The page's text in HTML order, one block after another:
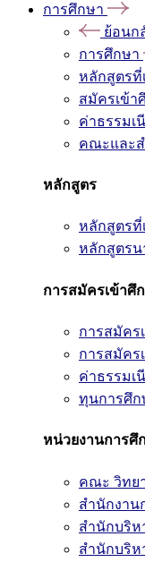
การศึกษา
ย้อนก
การศึกษา
หลักสูตรที่
สมัครเข้า
ค่าธรรมเ
คณะและ
หลักสูตร
หลักสูตรที่
หลักสูตรน
การสมัครเข้าศึ
การสมัค
การสมัค
ค่าธรรมเ
ทุนการศึก
หน่วยงานการศึ
คณะ วิทย
สำนักงาน
สำนักบริห
สำนักบริห